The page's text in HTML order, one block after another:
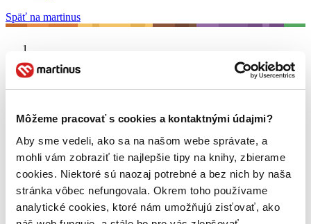
Môžeme pracovať s cookies a kontaktnými údajmi?
Aby sme vedeli, ako sa na našom webe správate, a
mohli vám zobraziť tie najlepšie tipy na knihy, zbierame
cookies. Niektoré sú naozaj potrebné a bez nich by naša
stránka vôbec nefungovala. Okrem toho používame
analytické cookies, ktoré nám umožňujú zisťovať, ako
Späť na martinus
Zázračný písací stroj
O nás
Náš príbeh
Galéria Martinusu
Zodpovednosť
Sme B Corp